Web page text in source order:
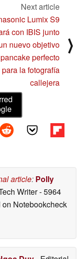
Next article
Lumix S9
con IBIS junto
nuevo objetivo
perfecto
para la fotografía
callejera
⟩
article: Polly
Writer- 5964
Notebookcheck